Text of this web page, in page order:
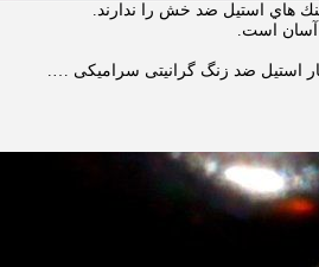
هاي استيل ضد خش را ندارند.
آسان است.
استیل ضد زنگ گرانیتی سرامیکی ….